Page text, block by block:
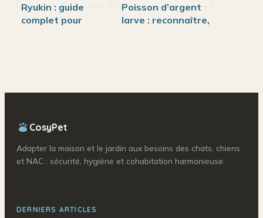
Ryukin : guide
complet pour
Poisson d’argent
larve : reconnaître,
CosyPet
Adapter la maison et le jardin aux besoins des chats, chiens
et NAC : sécurité, hygiène et cohabitation harmonieuse.
DERNIERS ARTICLES